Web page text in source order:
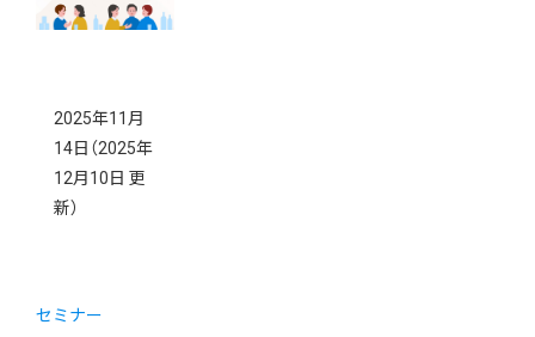
に登場
2025年11月
14日 （2025年
12月10日 更
新）
セミナー